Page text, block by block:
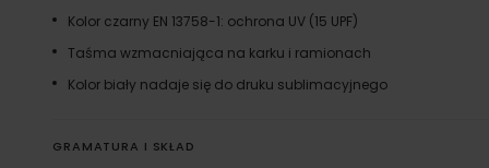
Kolor czarny EN 13758-1: ochrona UV (15 UPF)
Taśma wzmacniająca na karku i ramionach
Kolor biały nadaje się do druku sublimacyjnego
GRAMATURA I SKŁAD